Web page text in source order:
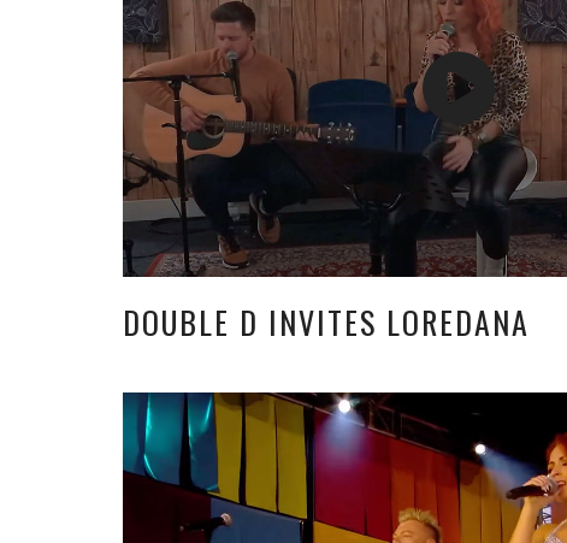
DOUBLE D INVITES LOREDANA